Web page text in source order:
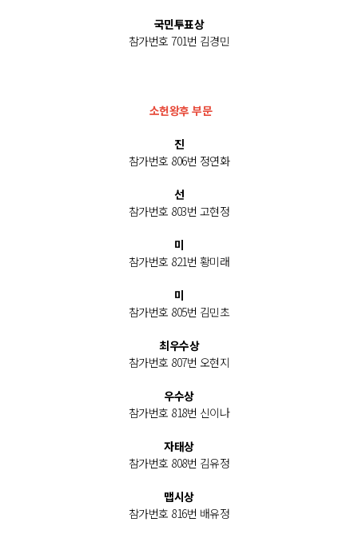
국민투표상
참가번호 701번 김경민
소헌왕후 부문
진
참가번호 806번 정연화
선
참가번호 803번 고현정
미
참가번호 821번 황미래
미
참가번호 805번 김민초
최우수상
참가번호 807번 오현지
우수상
참가번호 818번 신이나
자태상
참가번호 808번 김유정
맵시상
참가번호 816번 배유정